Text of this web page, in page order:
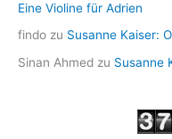
Eine Violine für Adrien
findo zu Susanne Kaiser:
Sinan Ahmed zu Susanne